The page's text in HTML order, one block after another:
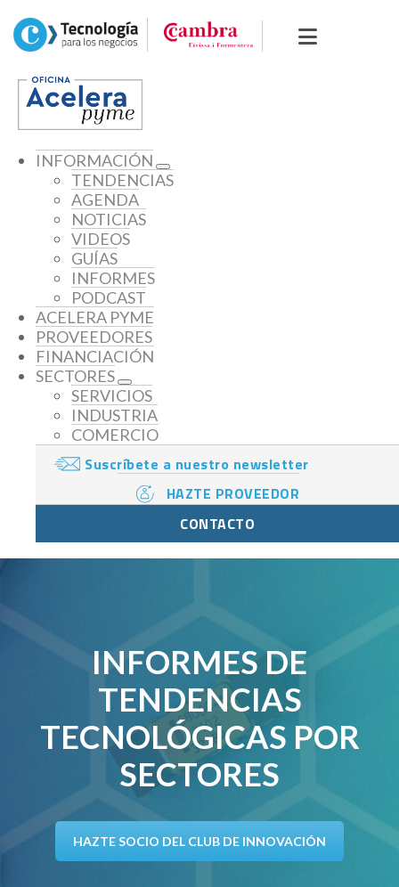
INFORMACIÓN
TENDENCIAS
AGENDA
NOTICIAS
VIDEOS
GUÍAS
INFORMES
PODCAST
ACELERA PYME
PROVEEDORES
FINANCIACIÓN
SECTORES
SERVICIOS
INDUSTRIA
COMERCIO
Suscríbete a nuestro newsletter
HAZTE PROVEEDOR
CONTACTO
INFORMES DE
TENDENCIAS
TECNOLÓGICAS POR
SECTORES
HAZTE SOCIO DEL CLUB DE INNOVACIÓN